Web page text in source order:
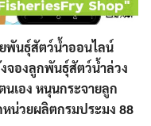
พันธุ์สัตว์น้ำออนไลน์
งจองลูกพันธุ์สัตว์น้ำล่วง
เอง หนุนกระจายลูก
น่วยผลิตกรมประมง 88